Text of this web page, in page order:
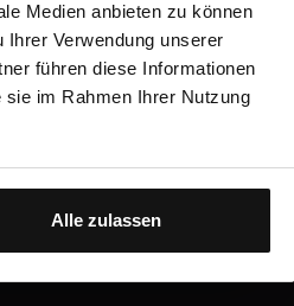
Medien anbieten zu können
Verwendung unserer
führen diese Informationen
im Rahmen Ihrer Nutzung
Alle zulassen
mit einer kostenlosen